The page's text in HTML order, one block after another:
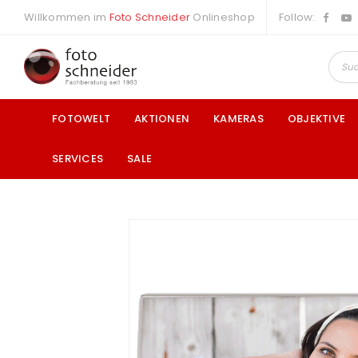
Willkommen im Foto Schneider Onlineshop Follow:
FOTOWELT AKTIONEN KAMERAS OBJEKTIVE
SERVICES SALE